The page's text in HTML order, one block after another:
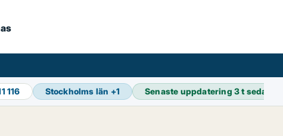
116 Stockholms län +1 Senaste uppdatering3 t sedan